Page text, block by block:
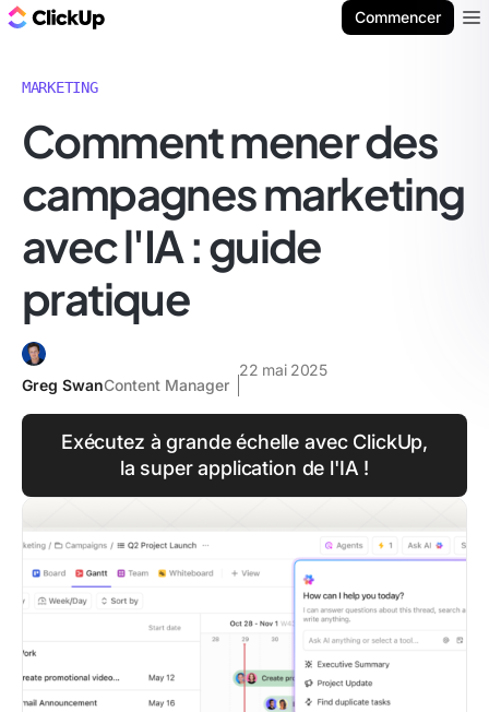
Commencer
MARKETING
Comment mener des
campagnes marketing
avec l'IA : guide
pratique
Greg SwanContent Manager
22 mai 2025
Exécutez à grande échelle avec ClickUp,
la super application de l'IA !